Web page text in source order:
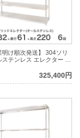
明け順次発送】 304ソリ
ステンレス エレクター シ
さ219.7cm PSポール ダイ
ジャストボルト付 6段
325,400円